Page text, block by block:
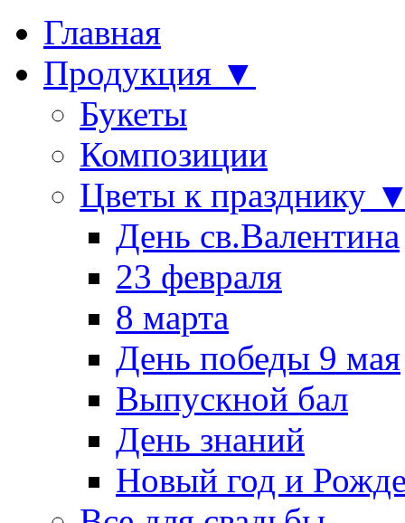
Главная
Продукция ▼
Букеты
Композиции
Цветы к празднику
День св.Валентина
23 февраля
8 марта
День победы 9 мая
Выпускной бал
День знаний
Новый год и